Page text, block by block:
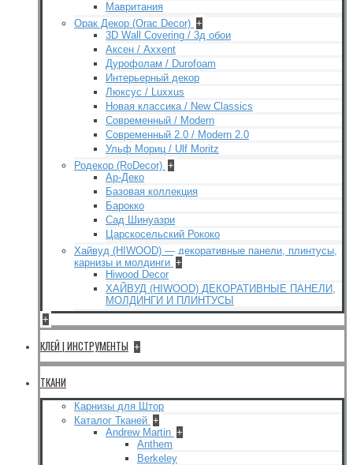
Мавритания
Орак Декор (Orac Decor) +
3D Wall Covering / 3д обои
Аксен / Axxent
Дурофолам / Durofoam
Интерьерный декор
Люксус / Luxxus
Новая классика / New Classics
Современный / Modern
Современный 2.0 / Modern 2.0
Ульф Мориц / Ulf Moritz
Родекор (RoDecor) +
Ар-Деко
Базовая коллекция
Барокко
Сад Шинуазри
Царскосельский Рококо
Хайвуд (HIWOOD) — декоративные панели, плинтусы,
карнизы и молдинги +
Hiwood Decor
ХАЙВУД (HIWOOD) ДЕКОРАТИВНЫЕ ПАНЕЛИ,
МОЛДИНГИ И ПЛИНТУСЫ
+
КЛЕЙ | ИНСТРУМЕНТЫ +
ТКАНИ
Карнизы для Штор
Каталог Тканей +
Andrew Martin +
Anthem
Berkeley